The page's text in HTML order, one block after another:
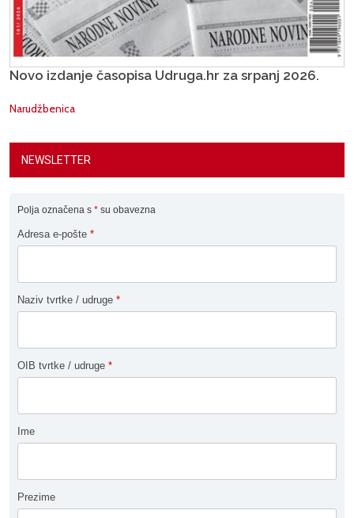
Novo izdanje časopisa Udruga.hr za srpanj 2026.
Narudžbenica
NEWSLETTER
Polja označena s * su obavezna
Adresa e-pošte *
Naziv tvrtke / udruge *
OIB tvrtke / udruge *
Ime
Prezime